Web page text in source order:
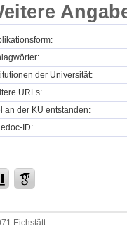
der Universität:
URLs:
an der KU entstanden:
ID:
Eichstätt